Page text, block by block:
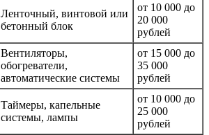
Ленточный, винтовой или
бетонный блок
от 10 000 до
20 000
рублей
Вентиляторы,
обогреватели,
автоматические системы
от 15 000 до
35 000
рублей
Таймеры, капельные
системы, лампы
от 10 000 до
25 000
рублей